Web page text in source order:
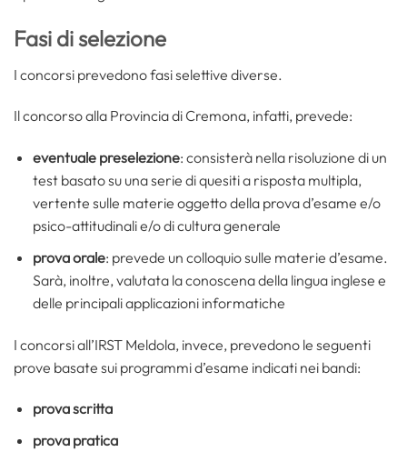
Fasi di selezione
I concorsi prevedono fasi selettive diverse.
Il concorso alla Provincia di Cremona, infatti, prevede:
eventuale preselezione: consisterà nella risoluzione di un
test basato su una serie di quesiti a risposta multipla,
vertente sulle materie oggetto della prova d’esame e/o
psico-attitudinali e/o di cultura generale
prova orale: prevede un colloquio sulle materie d’esame.
Sarà, inoltre, valutata la conoscena della lingua inglese e
delle principali applicazioni informatiche
I concorsi all’IRST Meldola, invece, prevedono le seguenti
prove basate sui programmi d’esame indicati nei bandi:
prova scritta
prova pratica